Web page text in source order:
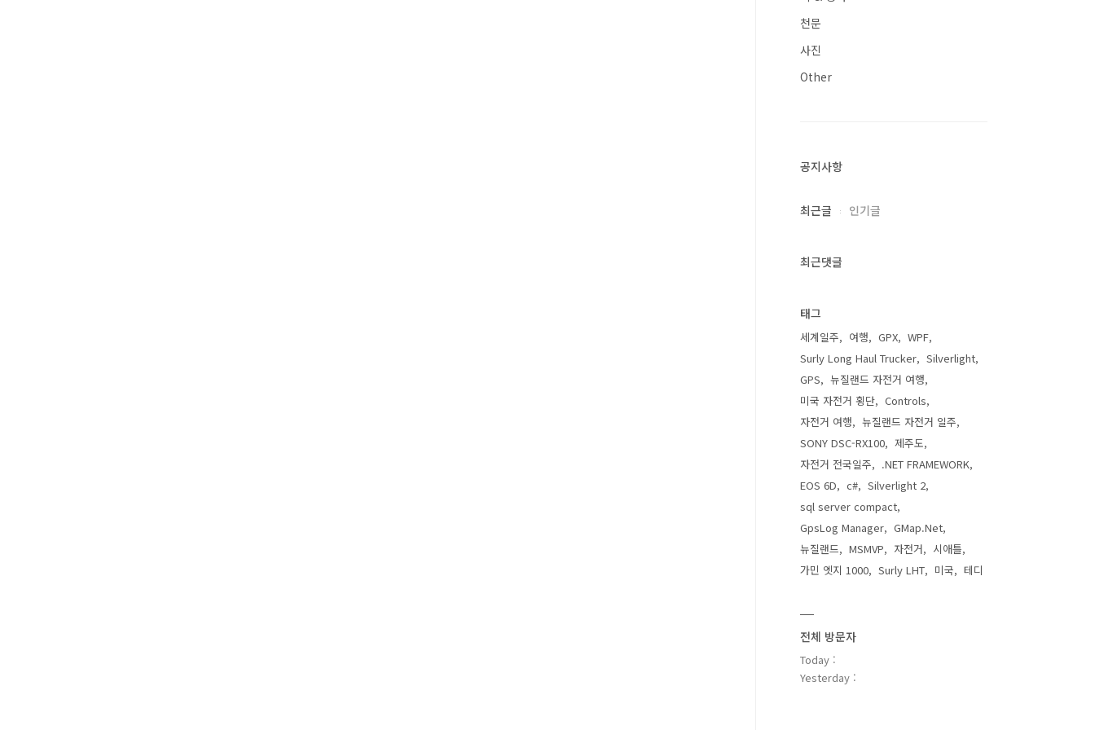
천문
사진
Other
공지사항
최근글 인기글
최근댓글
태그
세계일주 여행 GPX
WPF
Surly Long Haul Trucker
Silverlight
GPS
뉴질랜드 자전거 여행
미국 자전거 횡단
Controls
자전거 여행
뉴질랜드 자전거 일주
SONY DSC-RX100
제주도
자전거 전국일주
.NET FRAMEWORK
EOS 6D
c#
Silverlight 2
sql server compact
GpsLog Manager
GMap.Net
뉴질랜드
MSMVP 자전거
시애틀
가민 엣지 1000
Surly LHT 미국 테디
전체 방문자
Today :
Yesterday :